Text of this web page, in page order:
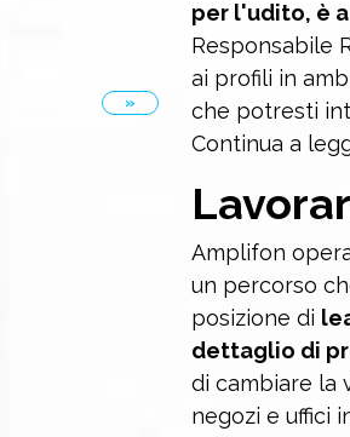
»
per l'udito, è
Responsabile
ai profili in
che potresti
Continua a
Amplifon
un percorso
posizione di
dettaglio di
di cambiare la
negozi e uffici